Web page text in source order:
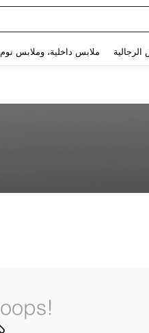
الرجالية ملابس داخلية، وملابس نوم